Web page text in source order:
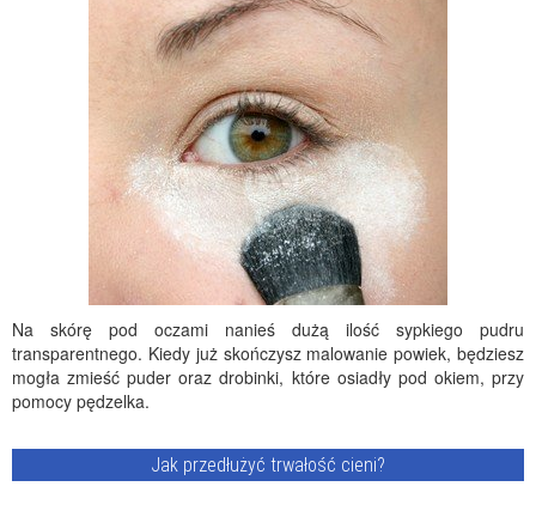
Na skórę pod oczami nanieś dużą ilość sypkiego pudru
transparentnego. Kiedy już skończysz malowanie powiek, będziesz
mogła zmieść puder oraz drobinki, które osiadły pod okiem, przy
pomocy pędzelka.
Jak przedłużyć trwałość cieni?